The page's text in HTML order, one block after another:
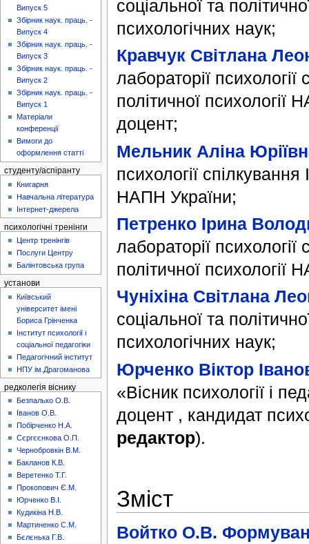
соціальної та
психологічних наук;
Кравчук Світлана
лабораторії психології
політичної психології
доцент;
Мельник Аліна
психології спілкування
НАПН України;
Петренко Ірина
лабораторії психології
політичної психології
Чуніхіна Світлана
соціальної та
психологічних наук;
Юрченко Віктор
«Вісник психології і
доцент , кандидат
редактор).
Зміст
Войтко О.В.
Випуск 5
Збірник наук. праць. -
Випуск 4
Збірник наук. праць. -
Випуск 3
Збірник наук. праць. -
Випуск 2
Збірник наук. праць. -
Випуск 1
Матеріали
конференції
Вимоги до
оформлення статті
студенту/аспіранту
Книгарня
Навчальна література
Інтернет-джерела
психологічні тренінги
Центр тренінгів
Послуги Центру
Балінтовська група
установи
Київський
університет імені
Бориса Грінченка
Інститут психології і
соціальної педагогіки
Педагогічний інститут
НПУ ім.Драгоманова
редколегія віснику
Безпалько О.В.
Іванов О.В.
Побірченко Н.А.
Сєргєєнкова О.П.
Чернобровкін В.М.
Бакланов К.В.
Веретенко Т.Г.
Прокопович Є.М.
Юрченко В.І.
Кудикіна Н.В.
Мартиненко С.М.
Бєлєнька Г.В.